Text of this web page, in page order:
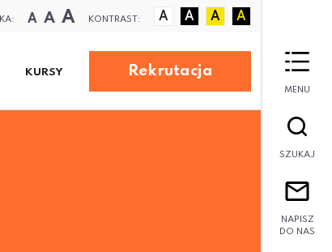
A A A KONTRAST: A A A A
KURSY Rekrutacja
MENU
SZUKAJ
NAPISZ
DO NAS